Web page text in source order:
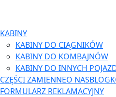
KABINY
KABINY DO CIĄGNIKÓW
KABINY DO KOMBAJNÓW
KABINY DO INNYCH
CZĘŚCI ZAMIENNEO NASBLOG
FORMULARZ REKLAMACYJNY